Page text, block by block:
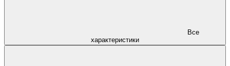
характеристики